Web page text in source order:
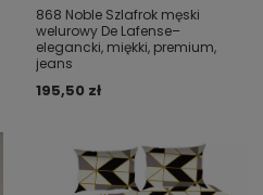
868 Noble Szlafrok męski
welurowy De Lafense–
elegancki, miękki, premium,
jeans
195,50 zł